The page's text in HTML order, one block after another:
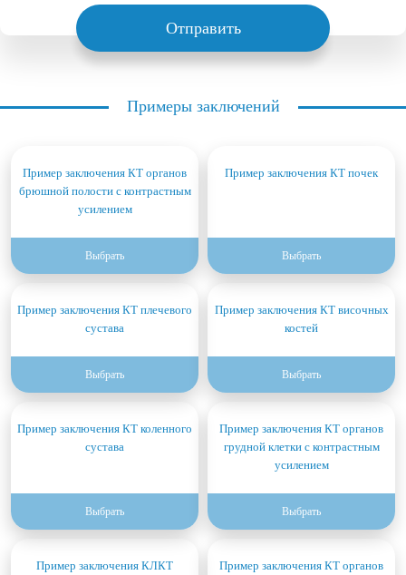
Отправить
Примеры заключений
Пример заключения КТ органов
брюшной полости с контрастным
усилением
Выбрать
Пример заключения КТ почек
Выбрать
Пример заключения КТ плечевого
сустава
Выбрать
Пример заключения КТ височных
костей
Выбрать
Пример заключения КТ коленного
сустава
Выбрать
Пример заключения КТ органов
грудной клетки с контрастным
усилением
Выбрать
Пример заключения КЛКТ
Пример заключения КТ органов